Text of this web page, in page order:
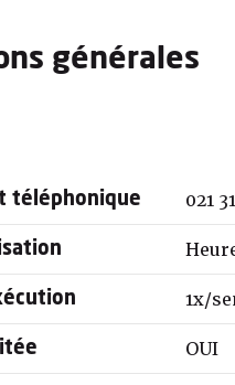
générales
téléphonique 021
1x/
OUI